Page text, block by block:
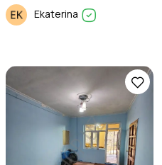
Ekaterina